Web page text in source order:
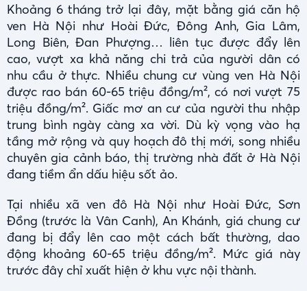
Khoảng 6 tháng trở lại đây, mặt bằng giá căn hộ
ven Hà Nội như Hoài Đức, Đông Anh, Gia Lâm,
Long Biên, Đan Phượng… liên tục được đẩy lên
cao, vượt xa khả năng chi trả của người dân có
nhu cầu ở thực. Nhiều chung cư vùng ven Hà Nội
được rao bán 60-65 triệu đồng/m², có nơi vượt 75
triệu đồng/m². Giấc mơ an cư của người thu nhập
trung bình ngày càng xa vời. Dù kỳ vọng vào hạ
tầng mở rộng và quy hoạch đô thị mới, song nhiều
chuyên gia cảnh báo, thị trường nhà đất ở Hà Nội
đang tiềm ẩn dấu hiệu sốt ảo.
Tại nhiều xã ven đô Hà Nội như Hoài Đức, Sơn
Đồng (trước là Vân Canh), An Khánh, giá chung cư
đang bị đẩy lên cao một cách bất thường, dao
động khoảng 60-65 triệu đồng/m². Mức giá này
trước đây chỉ xuất hiện ở khu vực nội thành.